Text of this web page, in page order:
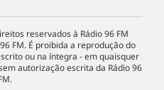
reservados à Rádio 96 FM
FM. É proibida a reprodução do
ou na íntegra - em quaisquer
autorização escrita da Rádio 96